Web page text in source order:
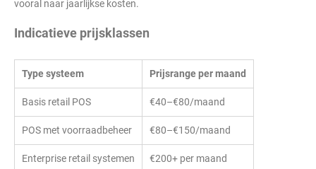
vooral naar jaarlijkse kosten.
Indicatieve prijsklassen
Type systeem Prijsrange per maand
Basis retail POS €40–€80/maand
POS met voorraadbeheer €80–€150/maand
Enterprise retail systemen €200+ per maand